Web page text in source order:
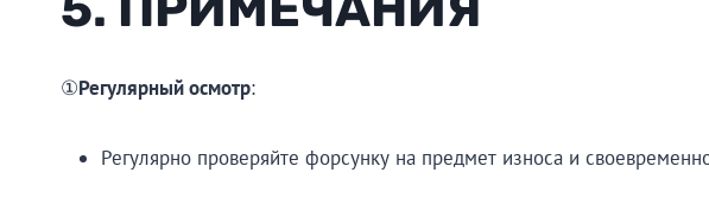
①Регулярный осмотр:
Регулярно проверяйте форсунку на предмет износа и